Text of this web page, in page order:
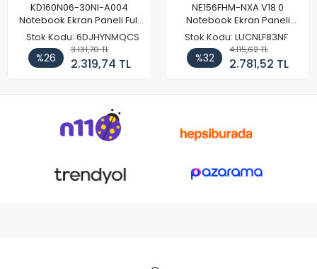
KD160N06-30NI-A004
Notebook Ekran Paneli Full
HD
Stok Kodu: 6DJHYNMQCS
%26
3.131,70 TL
2.319,74 TL
NE156FHM-NXA V18.0
Notebook Ekran Paneli
144Hz
Stok Kodu: LUCNLF83NF
%32
4.115,62 TL
2.781,52 TL